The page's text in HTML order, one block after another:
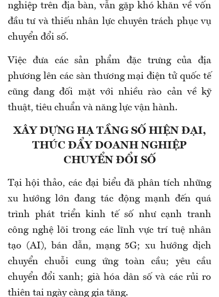
nghiệp trên địa bàn, vẫn gặp khó khăn về vốn
đầu tư và thiếu nhân lực chuyên trách phục vụ
chuyển đổi số.
Việc đưa các sản phẩm đặc trưng của địa
phương lên các sàn thương mại điện tử quốc tế
cũng đang đối mặt với nhiều rào cản về kỹ
thuật, tiêu chuẩn và năng lực vận hành.
XÂY DỰNG HẠ TẦNG SỐ HIỆN ĐẠI,
THÚC ĐẨY DOANH NGHIỆP
CHUYỂN ĐỔI SỐ
Tại hội thảo, các đại biểu đã phân tích những
xu hướng lớn đang tác động mạnh đến quá
trình phát triển kinh tế số như cạnh tranh
công nghệ lõi trong các lĩnh vực trí tuệ nhân
tạo (AI), bán dẫn, mạng 5G; xu hướng dịch
chuyển chuỗi cung ứng toàn cầu; yêu cầu
chuyển đổi xanh; già hóa dân số và các rủi ro
thiên tai ngày càng gia tăng.